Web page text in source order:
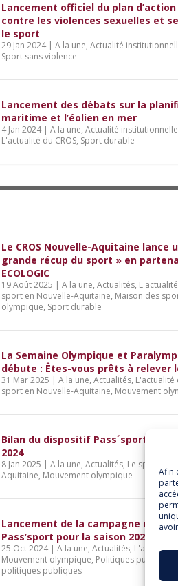
Afin
Lancement officiel du plan
contre les violences sexuelles et
le sport
29 Jan 2024| A la une, Actualité
Sport sans violence
Lancement des débats sur la
maritime et l’éolien en mer
4 Jan 2024| A la une, Actualité institutionnelle
L'actualité du CROS, Sport durable
Le CROS Nouvelle-Aquitaine lance
grande récup du sport » en
ECOLOGIC
19 Août 2025 | A la une, Actualités,
sport en Nouvelle-Aquitaine, Maison des
olympique, Sport durable
La Semaine Olympique et
débute : Êtes-vous prêts à relever
31 Mar 2025 | A la une, Actualités, L'actualité
sport en Nouvelle-Aquitaine, Mouvement
Bilan du dispositif Pass´sport pour
2024
8 Jan 2025 | A la une, Actualités, Le sport en
Aquitaine, Mouvement olympique
Lancement de la campagne du
Pass’sport pour la saison 2024-2025
25 Oct 2024| A la une, Actualités, L'actualité
Mouvement olympique, Politiques publiques
politiques publiques